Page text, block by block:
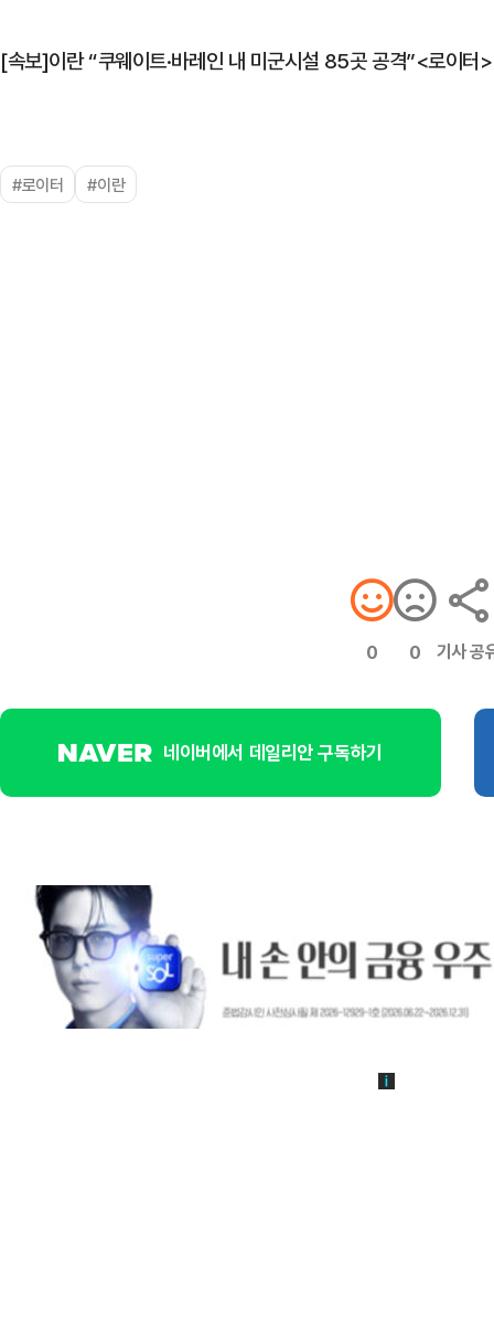
[속보]이란 “쿠웨이트·바레인 내 미군시설 85곳 공격”<로이터>
#로이터 #이란
0 0 기사 공
네이버에서 데일리안 구독하기